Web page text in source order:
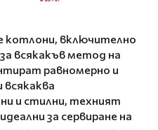
котлони, включително
всякакъв метод на
равномерно и
и стилни, техният
за сервиране на